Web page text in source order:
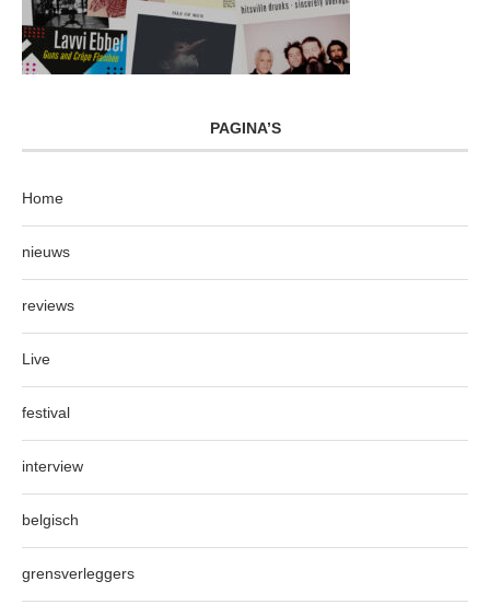
PAGINA’S
Home
nieuws
reviews
Live
festival
interview
belgisch
grensverleggers